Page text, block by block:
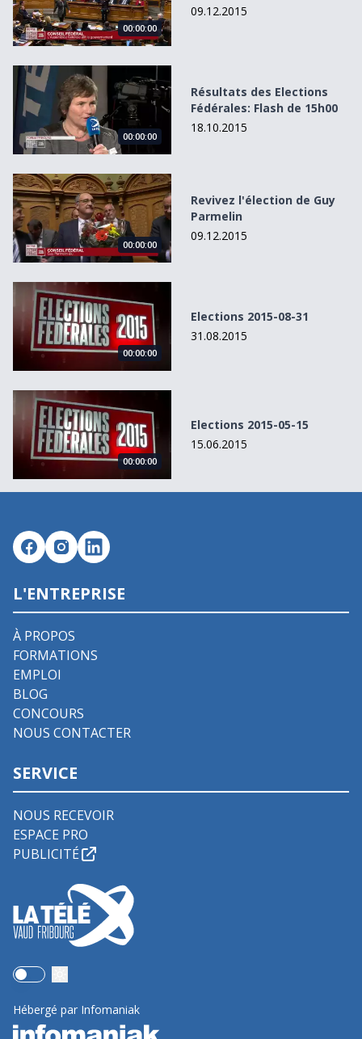
00:00:00
09.12.2015
Résultats des Elections Fédérales: Flash de 15h00
00:00:00
Résultats des Elections
Fédérales: Flash de 15h00
18.10.2015
Revivez l&#039;élection de Guy Parmelin
00:00:00
Revivez l'élection de Guy
Parmelin
09.12.2015
Elections 2015-08-31
00:00:00
Elections 2015-08-31
31.08.2015
Elections 2015-05-15
00:00:00
Elections 2015-05-15
15.06.2015
L'ENTREPRISE
À PROPOS
FORMATIONS
EMPLOI
BLOG
CONCOURS
NOUS CONTACTER
SERVICE
NOUS RECEVOIR
ESPACE PRO
PUBLICITÉ
Use setting
Hébergé par Infomaniak